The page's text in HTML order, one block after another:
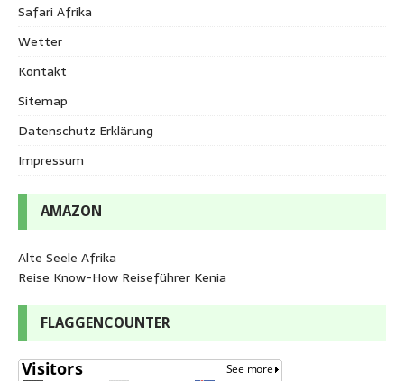
Safari Afrika
Wetter
Kontakt
Sitemap
Datenschutz Erklärung
Impressum
AMAZON
Alte Seele Afrika
Reise Know-How Reiseführer Kenia
FLAGGENCOUNTER